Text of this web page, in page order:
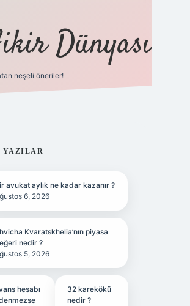
Dünyası
neşeli öneriler!
YAZILAR
avukat aylık ne kadar kazanır ?
6, 2026
Kvaratskhelia’nın piyasa
nedir ?
5, 2026
hesabı
32 karekökü
nedir ?